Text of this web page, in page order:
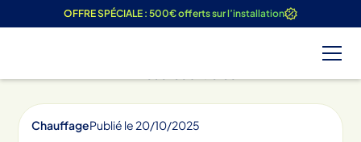
OFFRE SPÉCIALE : 500€ offerts sur l’installation
ChauffagePublié le 20/10/2025